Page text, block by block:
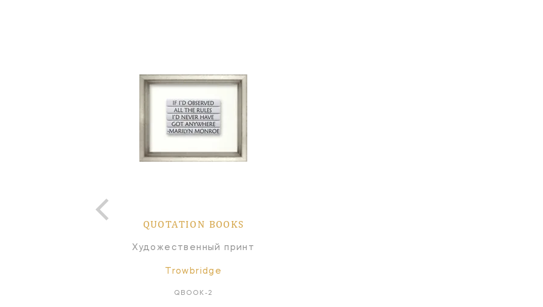
QUOTATION BOOKS
Художественный принт
Trowbridge
QBOOK-2